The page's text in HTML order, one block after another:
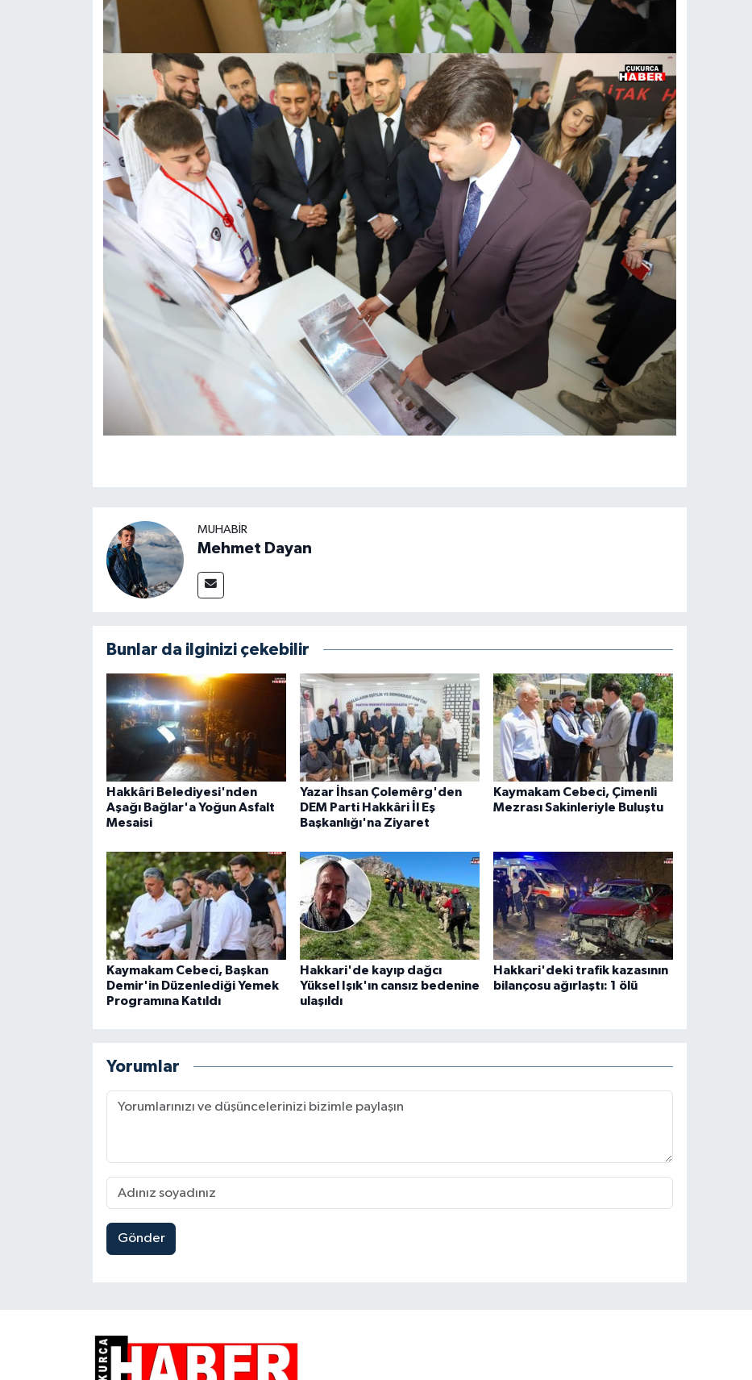
MUHABIR
Mehmet Dayan
Bunlar da ilginizi çekebilir
Hakkâri Belediyesi'nden
Aşağı Bağlar'a Yoğun Asfalt
Mesaisi
Yazar İhsan Çolemêrg'den
DEM Parti Hakkâri İl Eş
Başkanlığı'na Ziyaret
Kaymakam Cebeci, Çimenli
Mezrası Sakinleriyle Buluştu
Kaymakam Cebeci, Başkan
Demir'in Düzenlediği Yemek
Programına Katıldı
Hakkari'de kayıp dağcı
Yüksel Işık'ın cansız bedenine
ulaşıldı
Hakkari'deki trafik kazasının
bilançosu ağırlaştı: 1 ölü
Yorumlar
Gönder